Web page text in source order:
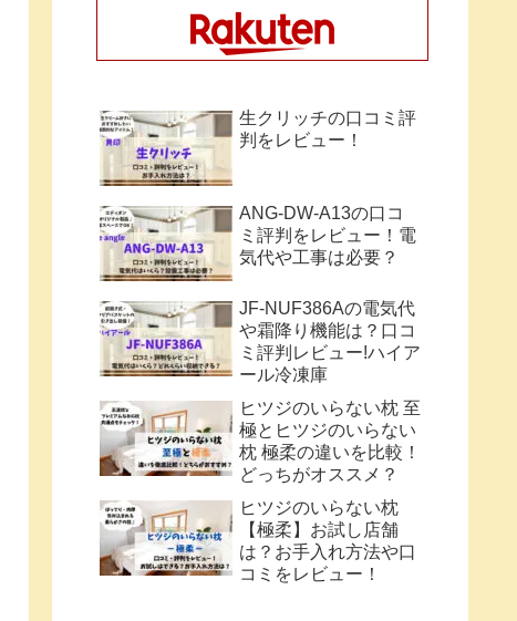
生クリッチの口コミ評
判をレビュー！
ANG-DW-A13の口コ
ミ評判をレビュー！電
気代や工事は必要？
JF-NUF386Aの電気代
や霜降り機能は？口コ
ミ評判レビュー!ハイア
ール冷凍庫
ヒツジのいらない枕 至
極とヒツジのいらない
枕 極柔の違いを比較！
どっちがオススメ？
ヒツジのいらない枕
【極柔】お試し店舗
は？お手入れ方法や口
コミをレビュー！